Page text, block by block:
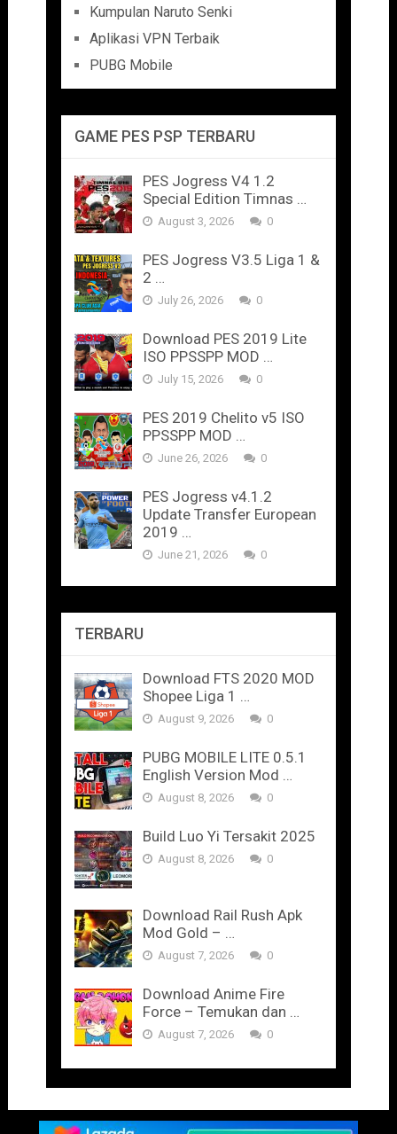
Kumpulan Naruto Senki
Aplikasi VPN Terbaik
PUBG Mobile
GAME PES PSP TERBARU
PES Jogress V4 1.2
Special Edition Timnas …
August 3, 2026 0
PES Jogress V3.5 Liga 1 &
2 …
July 26, 2026 0
Download PES 2019 Lite
ISO PPSSPP MOD …
July 15, 2026 0
PES 2019 Chelito v5 ISO
PPSSPP MOD …
June 26, 2026 0
PES Jogress v4.1.2
Update Transfer European
2019 …
June 21, 2026 0
TERBARU
Download FTS 2020 MOD
Shopee Liga 1 …
August 9, 2026 0
PUBG MOBILE LITE 0.5.1
English Version Mod …
August 8, 2026 0
Build Luo Yi Tersakit 2025
August 8, 2026 0
Download Rail Rush Apk
Mod Gold – …
August 7, 2026 0
Download Anime Fire
Force – Temukan dan …
August 7, 2026 0